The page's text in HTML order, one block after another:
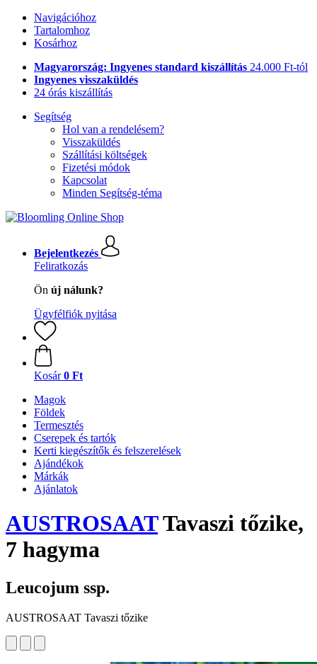
Navigációhoz
Tartalomhoz
Kosárhoz
Magyarország: Ingyenes standard kiszállítás 24.000 Ft-tól
Ingyenes visszaküldés
24 órás kiszállítás
Segítség
Hol van a rendelésem?
Visszaküldés
Szállítási költségek
Fizetési módok
Kapcsolat
Minden Segítség-téma
Bejelentkezés
Feliratkozás
Ön új nálunk?
Ügyfélfiók nyitása
Kosár 0 Ft
Magok
Földek
Termesztés
Cserepek és tartók
Kerti kiegészítők és felszerelések
Ajándékok
Márkák
Ajánlatok
AUSTROSAATTavaszi tőzike,
7 hagyma
Leucojum ssp.
AUSTROSAAT Tavaszi tőzike